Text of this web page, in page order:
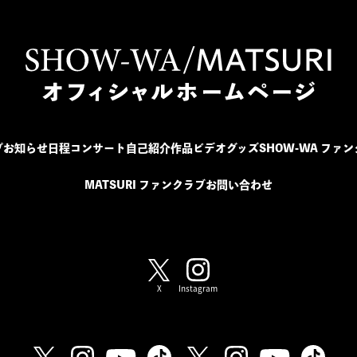
お知らせ 日程コンサート 自己紹介作品ビデオグッズSHOW-WA ファン
MATSURI ファンクラブ お問い合わせ
X Instagram